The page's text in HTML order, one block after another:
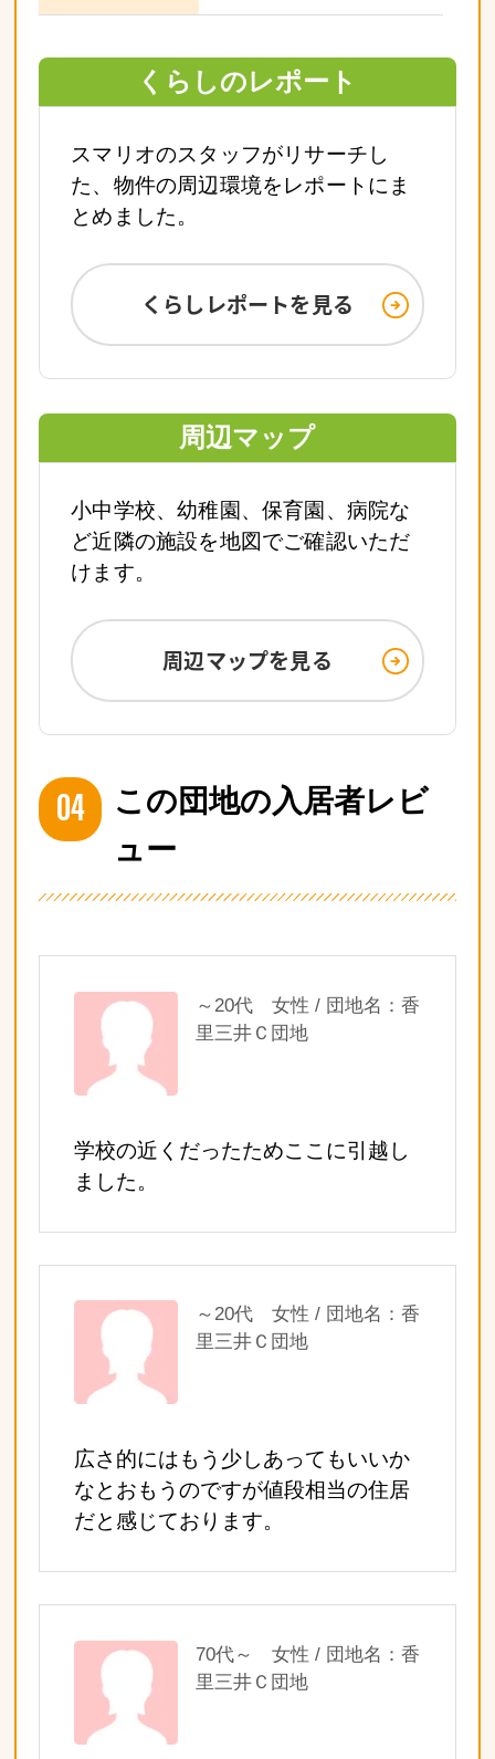
くらしのレポート
スマリオのスタッフがリサーチし
た、物件の周辺環境をレポートにま
とめました。
くらしレポートを見る
周辺マップ
小中学校、幼稚園、保育園、病院な
ど近隣の施設を地図でご確認いただ
けます。
周辺マップを見る
04
この団地の入居者レビ
ュー
～20代 女性 / 団地名：香
里三井Ｃ団地
学校の近くだったためここに引越し
ました。
～20代 女性 / 団地名：香
里三井Ｃ団地
広さ的にはもう少しあってもいいか
なとおもうのですが値段相当の住居
だと感じております。
70代～ 女性 / 団地名：香
里三井Ｃ団地